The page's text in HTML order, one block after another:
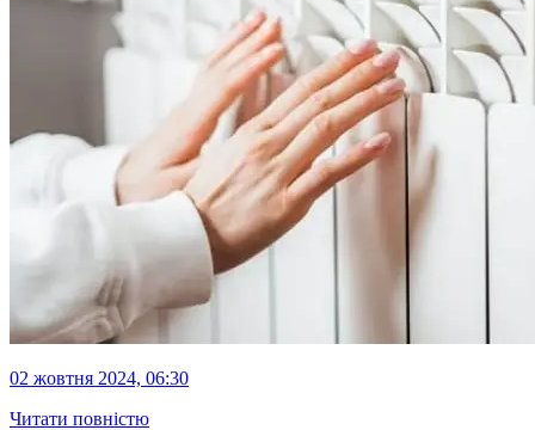
02 жовтня 2024, 06:30
Читати повністю